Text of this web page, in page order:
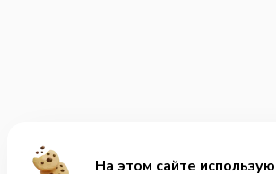
На этом сайте